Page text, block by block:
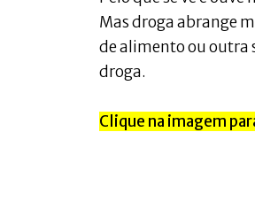
Mas droga abrange
de alimento ou outra
droga.
Clique na imagem